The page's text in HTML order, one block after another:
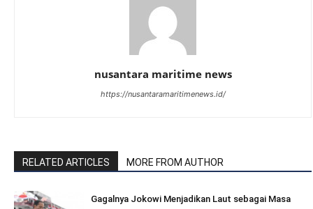
nusantara maritime news
https://nusantaramaritimenews.id/
RELATED ARTICLES MORE FROM AUTHOR
Gagalnya Jokowi Menjadikan Laut sebagai Masa